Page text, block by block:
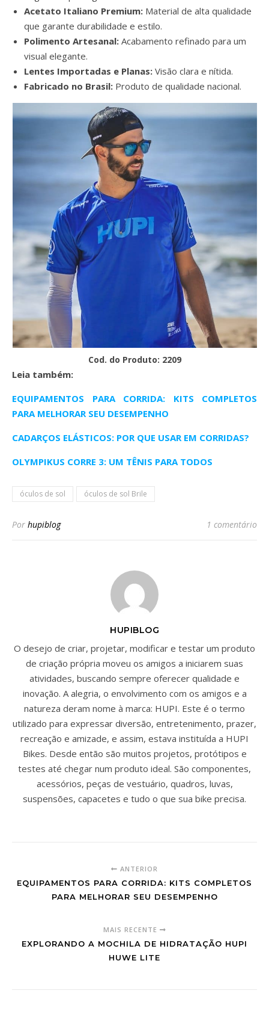
Acetato Italiano Premium: Material de alta qualidade
que garante durabilidade e estilo.
Polimento Artesanal: Acabamento refinado para um
visual elegante.
Lentes Importadas e Planas: Visão clara e nítida.
Fabricado no Brasil: Produto de qualidade nacional.
Cod. do Produto: 2209
Leia também:
EQUIPAMENTOS PARA CORRIDA: KITS COMPLETOS
PARA MELHORAR SEU DESEMPENHO
CADARÇOS ELÁSTICOS: POR QUE USAR EM CORRIDAS?
OLYMPIKUS CORRE 3: UM TÊNIS PARA TODOS
óculos de sol óculos de sol Brile
Por hupiblog 1 comentário
HUPIBLOG
O desejo de criar, projetar, modificar e testar um produto
de criação própria moveu os amigos a iniciarem suas
atividades, buscando sempre oferecer qualidade e
inovação. A alegria, o envolvimento com os amigos e a
natureza deram nome à marca: HUPI. Este é o termo
utilizado para expressar diversão, entretenimento, prazer,
recreação e amizade, e assim, estava instituída a HUPI
Bikes. Desde então são muitos projetos, protótipos e
testes até chegar num produto ideal. São componentes,
acessórios, peças de vestuário, quadros, luvas,
suspensões, capacetes e tudo o que sua bike precisa.
ANTERIOR
EQUIPAMENTOS PARA CORRIDA: KITS COMPLETOS
PARA MELHORAR SEU DESEMPENHO
MAIS RECENTE
EXPLORANDO A MOCHILA DE HIDRATAÇÃO HUPI
HUWE LITE